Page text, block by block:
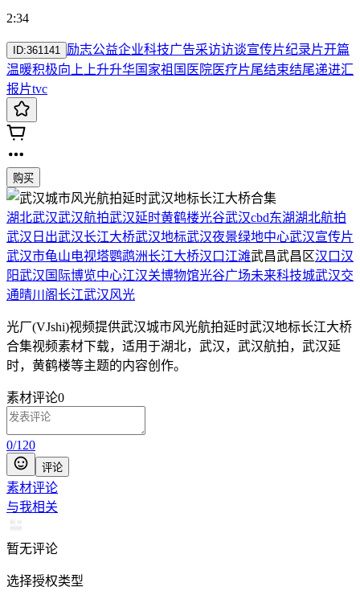
2:34
ID:361141 励志公益企业科技广告采访访谈宣传片纪录片开篇
温暖积极向上上升升华国家祖国医院医疗片尾结束结尾递进汇
报片tvc
购买
湖北武汉武汉航拍武汉延时黄鹤楼光谷武汉cbd东湖湖北航拍
武汉日出武汉长江大桥武汉地标武汉夜景绿地中心武汉宣传片
武汉市龟山电视塔鹦鹉洲长江大桥汉口江滩武昌武昌区汉口汉
阳武汉国际博览中心江汉关博物馆光谷广场未来科技城武汉交
通晴川阁长江武汉风光
光厂(VJshi)视频提供武汉城市风光航拍延时武汉地标长江大桥
合集视频素材下载，适用于湖北，武汉，武汉航拍，武汉延
时，黄鹤楼等主题的内容创作。
素材评论0
0/120
评论
素材评论
与我相关
暂无评论
选择授权类型